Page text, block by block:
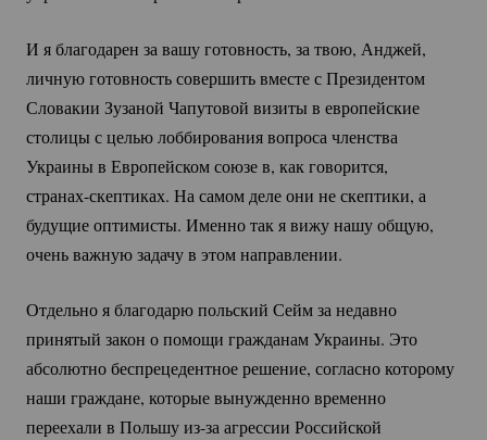
И я благодарен за вашу готовность, за твою, Анджей,
личную готовность совершить вместе с Президентом
Словакии Зузаной Чапутовой визиты в европейские
столицы с целью лоббирования вопроса членства
Украины в Европейском союзе в, как говорится,
странах-скептиках. На самом деле они не скептики, а
будущие оптимисты. Именно так я вижу нашу общую,
очень важную задачу в этом направлении.
Отдельно я благодарю польский Сейм за недавно
принятый закон о помощи гражданам Украины. Это
абсолютно беспрецедентное решение, согласно которому
наши граждане, которые вынужденно временно
переехали в Польшуиз-заагрессии Российской